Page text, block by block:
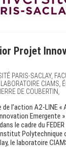
Projet
PARIS-SACLAY,
CIAMS,
DE COUBERTIN,
de l’action A2-LINE
Emergente
le cadre du
Polytechnique
le laboratoire